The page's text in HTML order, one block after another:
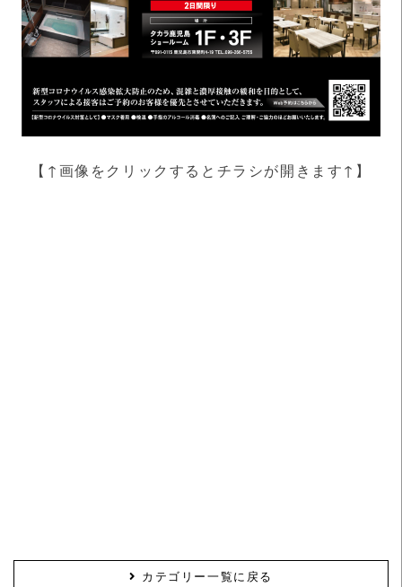
【↑画像をクリックするとチラシが開きます↑】
カテゴリー一覧に戻る